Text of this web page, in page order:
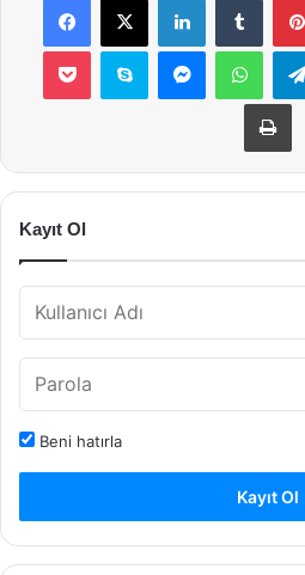
Pocket Skype Messenger
Kayıt Ol
Beni hatırla
Kayıt Ol